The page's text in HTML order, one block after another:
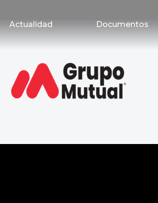
Actualidad Documentos